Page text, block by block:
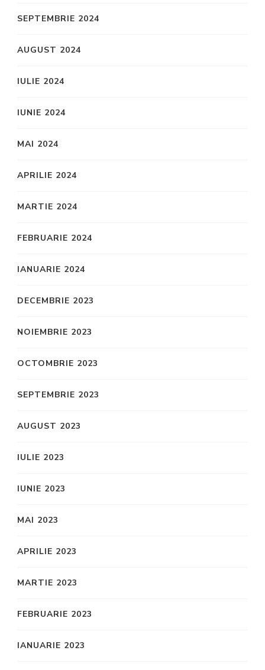
SEPTEMBRIE 2024
AUGUST 2024
IULIE 2024
IUNIE 2024
MAI 2024
APRILIE 2024
MARTIE 2024
FEBRUARIE 2024
IANUARIE 2024
DECEMBRIE 2023
NOIEMBRIE 2023
OCTOMBRIE 2023
SEPTEMBRIE 2023
AUGUST 2023
IULIE 2023
IUNIE 2023
MAI 2023
APRILIE 2023
MARTIE 2023
FEBRUARIE 2023
IANUARIE 2023